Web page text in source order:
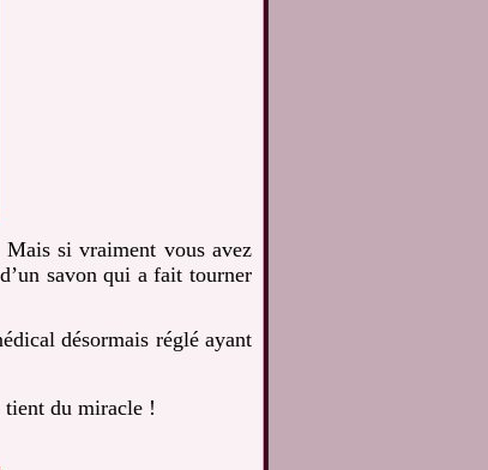
Mais si vraiment vous avez
savon qui a fait tourner
désormais réglé ayant
tient du miracle !